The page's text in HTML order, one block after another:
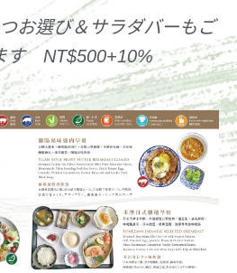
お選び＆サラダバーもご
す NT$500+10%